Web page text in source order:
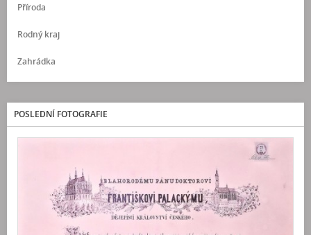
Příroda
Rodný kraj
Zahrádka
POSLEDNÍ FOTOGRAFIE